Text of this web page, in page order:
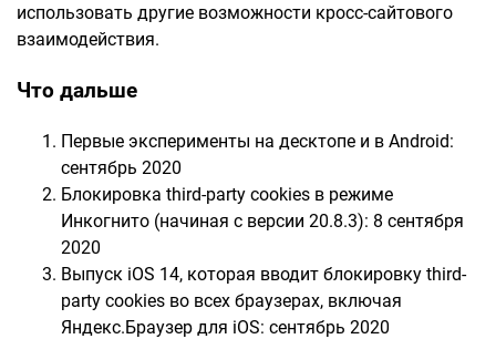
использовать другие возможности кросс-сайтового
взаимодействия.
Что дальше
Первые эксперименты на десктопе и в Android:
сентябрь 2020
Блокировка third-party cookies в режиме
Инкогнито (начиная с версии 20.8.3): 8 сентября
2020
Выпуск iOS 14, которая вводит блокировку third-
party cookies во всех браузерах, включая
Яндекс.Браузер для iOS: сентябрь 2020